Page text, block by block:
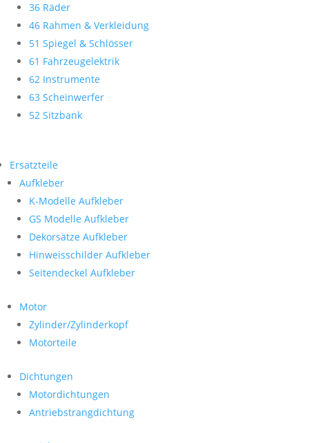
36 Räder
46 Rahmen & Verkleidung
51 Spiegel & Schlösser
61 Fahrzeugelektrik
62 Instrumente
63 Scheinwerfer
52 Sitzbank
Ersatzteile
Aufkleber
K-Modelle Aufkleber
GS Modelle Aufkleber
Dekorsätze Aufkleber
Hinweisschilder Aufkleber
Seitendeckel Aufkleber
Motor
Zylinder/Zylinderkopf
Motorteile
Dichtungen
Motordichtungen
Antriebstrangdichtung